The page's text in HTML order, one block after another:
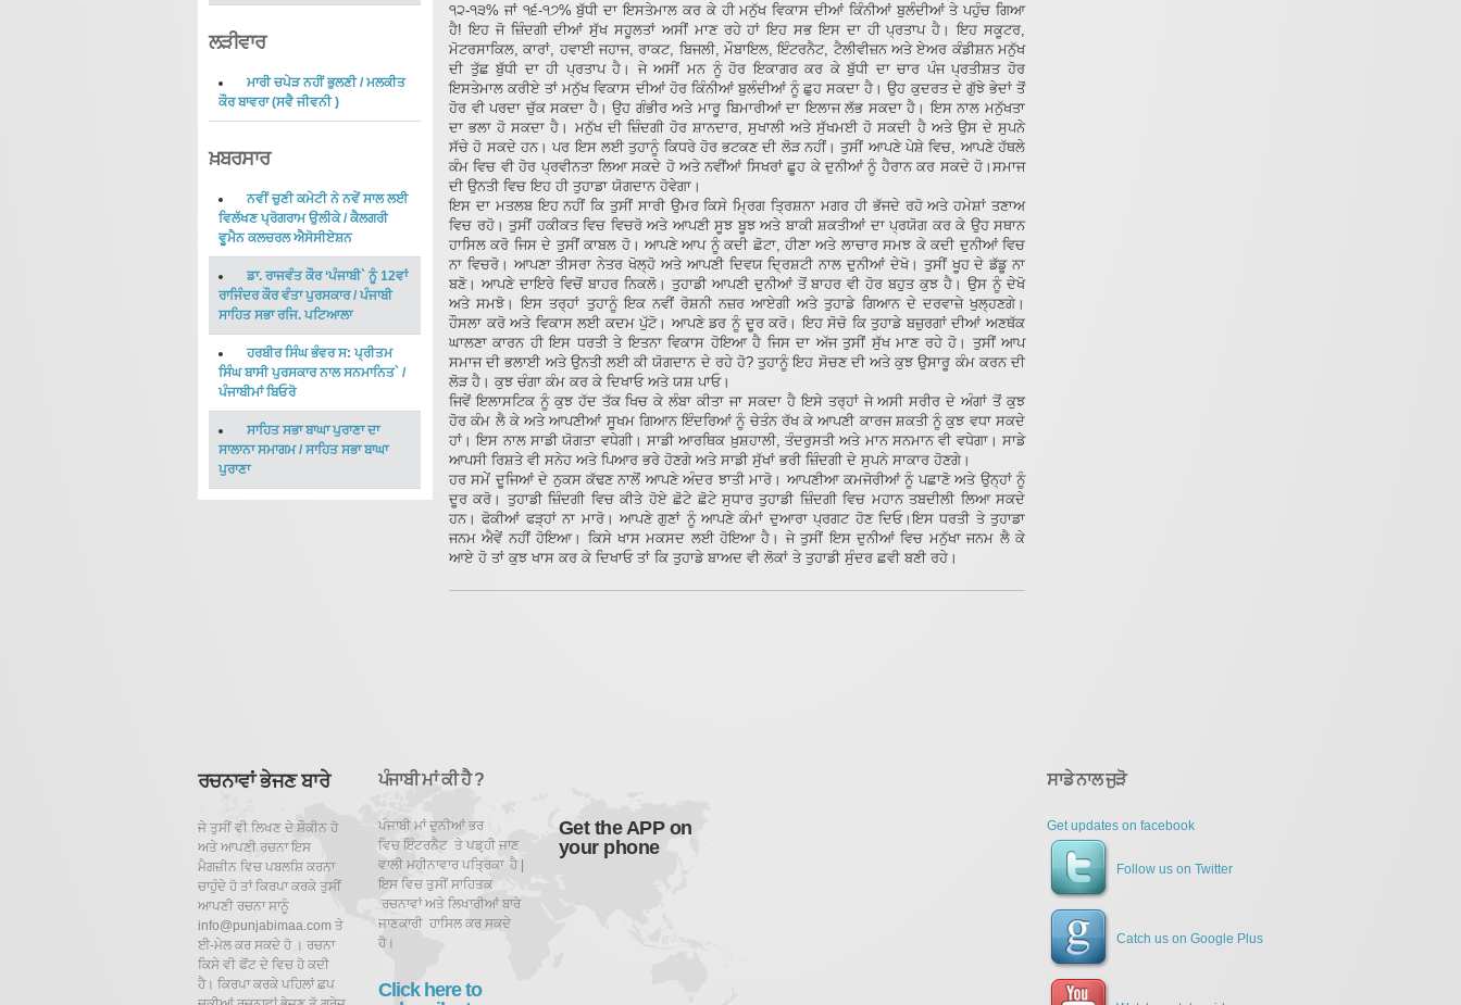
ਲੜੀਵਾਰ
ਮਾਰੀ ਚਪੇੜ ਨਹੀਂ ਭੁਲਣੀ/ਮਲਕੀਤ
ਕੌਰ ਬਾਵਰਾ(ਸਵੈ ਜੀਵਨੀ)
ਖ਼ਬਰਸਾਰ
ਨਵੀਂ ਚੁਣੀ ਕਮੇਟੀ ਨੇ ਨਵੇਂ ਸਾਲ ਲਈ
ਵਿਲੱਖਣ ਪ੍ਰੋਗਰਾਮ ਉਲੀਕੇ/ਕੈਲਗਰੀ
ਵੂਮੈਨ ਕਲਚਰਲ ਐਸੋਸੀਏਸ਼ਨ
ਡਾ. ਰਾਜਵੰਤ ਕੌਰ ‘ਪੰਜਾਬੀ` ਨੂੰ 12ਵਾਂ
ਰਾਜਿੰਦਰ ਕੌਰ ਵੰਤਾ ਪੁਰਸਕਾਰ/ ਪੰਜਾਬੀ
ਸਾਹਿਤ ਸਭਾ ਰਜਿ. ਪਟਿਆਲਾ
ਹਰਬੀਰ ਸਿੰਘ ਭੰਵਰ ਸ: ਪ੍ਰੀਤਮ
ਸਿੰਘ ਬਾਸੀ ਪੁਰਸਕਾਰ ਨਾਲ ਸਨਮਾਨਿਤ` /
ਪੰਜਾਬੀਮਾਂ ਬਿਓਰੋ
ਸਾਹਿਤ ਸਭਾ ਬਾਘਾ ਪੁਰਾਣਾ ਦਾ
ਸਾਲਾਨਾ ਸਮਾਗਮ/ ਸਾਹਿਤ ਸਭਾ ਬਾਘਾ
ਪੁਰਾਣਾ
੧੨-੧੩% ਜਾਂ ੧੬-੧੭% ਬੁੱਧੀ ਦਾ ਇਸਤੇਮਾਲ ਕਰ ਕੇ ਹੀ ਮਨੁੱਖ ਵਿਕਾਸ ਦੀਆਂ ਕਿੰਨੀਆਂ ਬੁਲੰਦੀਆਂ ਤੇ ਪਹੁੰਚ ਗਿਆ
ਹੈ! ਇਹ ਜੋ ਜ਼ਿੰਦਗੀ ਦੀਆਂ ਸੁੱਖ ਸਹੂਲਤਾਂ ਅਸੀਂ ਮਾਣ ਰਹੇ ਹਾਂ ਇਹ ਸਭ ਇਸ ਦਾ ਹੀ ਪ੍ਰਤਾਪ ਹੈ। ਇਹ ਸਕੂਟਰ,
ਮੋਟਰਸਾਕਿਲ, ਕਾਰਾਂ, ਹਵਾਈ ਜਹਾਜ, ਰਾਕਟ, ਬਿਜਲੀ, ਮੌਬਾਇਲ, ਇੰਟਰਨੈਟ, ਟੈਲੀਵੀਜ਼ਨ ਅਤੇ ਏਅਰ ਕੰਡੀਸ਼ਨ ਮਨੁੱਖ
ਦੀ ਤੁੱਛ ਬੁੱਧੀ ਦਾ ਹੀ ਪ੍ਰਤਾਪ ਹੈ। ਜੇ ਅਸੀਂ ਮਨ ਨੂੰ ਹੋਰ ਇਕਾਗਰ ਕਰ ਕੇ ਬੁੱਧੀ ਦਾ ਚਾਰ ਪੰਜ ਪ੍ਰਤੀਸ਼ਤ ਹੋਰ
ਇਸਤੇਮਾਲ ਕਰੀਏ ਤਾਂ ਮਨੁੱਖ ਵਿਕਾਸ ਦੀਆਂ ਹੋਰ ਕਿੰਨੀਆਂ ਬੁਲੰਦੀਆਂ ਨੂੰ ਛੁਹ ਸਕਦਾ ਹੈ। ਉਹ ਕੁਦਰਤ ਦੇ ਗੁੱਝੇ ਭੇਦਾਂ ਤੋਂ
ਹੋਰ ਵੀ ਪਰਦਾ ਚੁੱਕ ਸਕਦਾ ਹੈ। ਉਹ ਗੰਭੀਰ ਅਤੇ ਮਾਰੂ ਬਿਮਾਰੀਆਂ ਦਾ ਇਲਾਜ ਲੱਭ ਸਕਦਾ ਹੈ। ਇਸ ਨਾਲ ਮਨੁੱਖਤਾ
ਦਾ ਭਲਾ ਹੋ ਸਕਦਾ ਹੈ। ਮਨੁੱਖ ਦੀ ਜ਼ਿੰਦਗੀ ਹੋਰ ਸ਼ਾਨਦਾਰ, ਸੁਖਾਲੀ ਅਤੇ ਸੁੱਖਮਈ ਹੋ ਸਕਦੀ ਹੈ ਅਤੇ ਉਸ ਦੇ ਸੁਪਨੇ
ਸੱਚੇ ਹੋ ਸਕਦੇ ਹਨ। ਪਰ ਇਸ ਲਈ ਤੁਹਾਨੂੰ ਕਿਧਰੇ ਹੋਰ ਭਟਕਣ ਦੀ ਲੋੜ ਨਹੀਂ। ਤੁਸੀਂ ਆਪਣੇ ਪੇਸ਼ੇ ਵਿਚ, ਆਪਣੇ ਹੱਥਲੇ
ਕੰਮ ਵਿਚ ਵੀ ਹੋਰ ਪ੍ਰਵੀਨਤਾ ਲਿਆ ਸਕਦੇ ਹੋ ਅਤੇ ਨਵੀਂਆਂ ਸਿਖਰਾਂ ਛੂਹ ਕੇ ਦੁਨੀਆਂ ਨੂੰ ਹੈਰਾਨ ਕਰ ਸਕਦੇ ਹੋ।ਸਮਾਜ
ਦੀ ਉਨਤੀ ਵਿਚ ਇਹ ਹੀ ਤੁਹਾਡਾ ਯੋਗਦਾਨ ਹੋਵੇਗਾ।
ਇਸ ਦਾ ਮਤਲਬ ਇਹ ਨਹੀਂ ਕਿ ਤੁਸੀਂ ਸਾਰੀ ਉਮਰ ਕਿਸੇ ਮ੍ਰਿਗ ਤ੍ਰਿਸ਼ਨਾ ਮਗਰ ਹੀ ਭੱਜਦੇ ਰਹੋ ਅਤੇ ਹਮੇਸ਼ਾਂ ਤਣਾਅ
ਵਿਚ ਰਹੋ। ਤੁਸੀਂ ਹਕੀਕਤ ਵਿਚ ਵਿਚਰੋ ਅਤੇ ਆਪਣੀ ਸੂਝ ਬੂਝ ਅਤੇ ਬਾਕੀ ਸ਼ਕਤੀਆਂ ਦਾ ਪ੍ਰਯੋਗ ਕਰ ਕੇ ਉਹ ਸਥਾਨ
ਹਾਸਿਲ ਕਰੋ ਜਿਸ ਦੇ ਤੁਸੀਂ ਕਾਬਲ ਹੋ। ਆਪਣੇ ਆਪ ਨੂੰ ਕਦੀ ਛੋਟਾ, ਹੀਣਾ ਅਤੇ ਲਾਚਾਰ ਸਮਝ ਕੇ ਕਦੀ ਦੁਨੀਆਂ ਵਿਚ
ਨਾ ਵਿਚਰੋ। ਆਪਣਾ ਤੀਸਰਾ ਨੇਤਰ ਖੋਲ੍ਹੋ ਅਤੇ ਆਪਣੀ ਦਿਵਯ ਦ੍ਰਿਸ਼ਟੀ ਨਾਲ ਦੁਨੀਆਂ ਦੇਖੋ। ਤੁਸੀਂ ਖੂਹ ਦੇ ਡੱਡੂ ਨਾ
ਬਣੋ। ਆਪਣੇ ਦਾਇਰੇ ਵਿਚੋਂ ਬਾਹਰ ਨਿਕਲੋ। ਤੁਹਾਡੀ ਆਪਣੀ ਦੁਨੀਆਂ ਤੋਂ ਬਾਹਰ ਵੀ ਹੋਰ ਬਹੁਤ ਕੁਝ ਹੈ। ਉਸ ਨੂੰ ਦੇਖੋ
ਅਤੇ ਸਮਝੋ। ਇਸ ਤਰ੍ਹਾਂ ਤੁਹਾਨੂੰ ਇਕ ਨਵੀਂ ਰੋਸ਼ਨੀ ਨਜ਼ਰ ਆਏਗੀ ਅਤੇ ਤੁਹਾਡੇ ਗਿਆਨ ਦੇ ਦਰਵਾਜ਼ੇ ਖੁਲ੍ਹਣਗੇ।
ਹੌਸਲਾ ਕਰੋ ਅਤੇ ਵਿਕਾਸ ਲਈ ਕਦਮ ਪੁੱਟੋ। ਆਪਣੇ ਡਰ ਨੂੰ ਦੂਰ ਕਰੋ। ਇਹ ਸੋਚੋ ਕਿ ਤੁਹਾਡੇ ਬਜ਼ੁਰਗਾਂ ਦੀਆਂ ਅਣਥੱਕ
ਘਾਲਣਾ ਕਾਰਨ ਹੀ ਇਸ ਧਰਤੀ ਤੇ ਇਤਨਾ ਵਿਕਾਸ ਹੋਇਆ ਹੈ ਜਿਸ ਦਾ ਅੱਜ ਤੁਸੀਂ ਸੁੱਖ ਮਾਣ ਰਹੇ ਹੋ। ਤੁਸੀਂ ਆਪ
ਸਮਾਜ ਦੀ ਭਲਾਈ ਅਤੇ ਉਨਤੀ ਲਈ ਕੀ ਯੋਗਦਾਨ ਦੇ ਰਹੇ ਹੋ? ਤੁਹਾਨੂੰ ਇਹ ਸੋਚਣ ਦੀ ਅਤੇ ਕੁਝ ਉਸਾਰੂ ਕੰਮ ਕਰਨ ਦੀ
ਲੋੜ ਹੈ। ਕੁਝ ਚੰਗਾ ਕੰਮ ਕਰ ਕੇ ਦਿਖਾਓ ਅਤੇ ਯਸ਼ ਪਾਓ।
ਜਿਵੇਂ ਇਲਾਸਟਿਕ ਨੂੰ ਕੁਝ ਹੱਦ ਤੱਕ ਖਿਚ ਕੇ ਲੰਬਾ ਕੀਤਾ ਜਾ ਸਕਦਾ ਹੈ ਇਸੇ ਤਰ੍ਹਾਂ ਜੇ ਅਸੀ ਸਰੀਰ ਦੇ ਅੰਗਾਂ ਤੋਂ ਕੁਝ
ਹੋਰ ਕੰਮ ਲੈ ਕੇ ਅਤੇ ਆਪਣੀਆਂ ਸੂਖਮ ਗਿਆਨ ਇੰਦਰਿਆਂ ਨੂੰ ਚੇਤੰਨ ਰੱਖ ਕੇ ਆਪਣੀ ਕਾਰਜ ਸ਼ਕਤੀ ਨੂੰ ਕੁਝ ਵਧਾ ਸਕਦੇ
ਹਾਂ। ਇਸ ਨਾਲ ਸਾਡੀ ਯੋਗਤਾ ਵਧੇਗੀ। ਸਾਡੀ ਆਰਥਿਕ ਖ਼ੁਸ਼ਹਾਲੀ, ਤੰਦਰੁਸਤੀ ਅਤੇ ਮਾਨ ਸਨਮਾਨ ਵੀ ਵਧੇਗਾ। ਸਾਡੇ
ਆਪਸੀ ਰਿਸ਼ਤੇ ਵੀ ਸਨੇਹ ਅਤੇ ਪਿਆਰ ਭਰੇ ਹੋਣਗੇ ਅਤੇ ਸਾਡੀ ਸੁੱਖਾਂ ਭਰੀ ਜ਼ਿੰਦਗੀ ਦੇ ਸੁਪਨੇ ਸਾਕਾਰ ਹੋਣਗੇ।
ਹਰ ਸਮੇਂ ਦੂਜਿਆਂ ਦੇ ਨੁਕਸ ਕੱਢਣ ਨਾਲੋਂ ਆਪਣੇ ਅੰਦਰ ਝਾਤੀ ਮਾਰੋ। ਆਪਣੀਆ ਕਮਜੋਰੀਆਂ ਨੂੰ ਪਛਾਣੋ ਅਤੇ ਉਨ੍ਹਾਂ ਨੂੰ
ਦੂਰ ਕਰੋ। ਤੁਹਾਡੀ ਜ਼ਿੰਦਗੀ ਵਿਚ ਕੀਤੇ ਹੋਏ ਛੋਟੇ ਛੋਟੇ ਸੁਧਾਰ ਤੁਹਾਡੀ ਜ਼ਿੰਦਗੀ ਵਿਚ ਮਹਾਨ ਤਬਦੀਲੀ ਲਿਆ ਸਕਦੇ
ਹਨ। ਫੋਕੀਆਂ ਫੜ੍ਹਾਂ ਨਾ ਮਾਰੋ। ਆਪਣੇ ਗੁਣਾਂ ਨੂੰ ਆਪਣੇ ਕੰਮਾਂ ਦੁਆਰਾ ਪ੍ਰਗਟ ਹੋਣ ਦਿਓ।ਇਸ ਧਰਤੀ ਤੇ ਤੁਹਾਡਾ
ਜਨਮ ਐਵੇਂ ਨਹੀਂ ਹੋਇਆ। ਕਿਸੇ ਖਾਸ ਮਕਸਦ ਲਈ ਹੋਇਆ ਹੈ। ਜੇ ਤੁਸੀਂ ਇਸ ਦੁਨੀਆਂ ਵਿਚ ਮਨੁੱਖਾ ਜਨਮ ਲੈ ਕੇ
ਆਏ ਹੋ ਤਾਂ ਕੁਝ ਖਾਸ ਕਰ ਕੇ ਦਿਖਾਓ ਤਾਂ ਕਿ ਤੁਹਾਡੇ ਬਾਅਦ ਵੀ ਲੋਕਾਂ ਤੇ ਤੁਹਾਡੀ ਸੁੰਦਰ ਛਵੀ ਬਣੀ ਰਹੇ।
ਰਚਨਾਵਾਂ ਭੇਜਣ ਬਾਰੇ
ਜੇ ਤੁਸੀਂ ਵੀ ਲਿਖਣ ਦੇ ਸ਼ੌਕੀਨ ਹੋ
ਅਤੇ ਆਪਣੀ ਰਚਨਾ ਇਸ
ਮੈਗਜ਼ੀਨ ਵਿਚ ਪਬਲਸ਼ਿ ਕਰਨਾ
ਚਾਹੁੰਦੇ ਹੋ ਤਾਂ ਕਿਰਪਾ ਕਰਕੇ ਤੁਸੀਂ
ਆਪਣੀ ਰਚਨਾ ਸਾਨੂੰ
info@punjabimaa.com ਤੇ
ਈ-ਮੇਲ ਕਰ ਸਕਦੇ ਹੋ । ਰਚਨਾ
ਕਿਸੇ ਵੀ ਫੋਂਟ ਦੇ ਵਿਚ ਹੋ ਕਦੀ
ਹੈ। ਕਿਰਪਾ ਕਰਕੇ ਪਹਿਲਾਂ ਛਪ
ਪੰਜਾਬੀ ਮਾਂ ਕੀ ਹੈ ?
ਪੰਜਾਬੀ ਮਾਂ ਦੁਨੀਆਂ ਭਰ
ਵਿਚ ਇੰਟਰਨੈਟ ਤੇ ਪਡ਼੍ਹੀ ਜਾਣ
ਵਾਲੀ ਮਹੀਨਾਵਾਰ ਪਤ੍ਰਿਕਾ ਹੈ |
ਇਸ ਵਿਚ ਤੁਸੀਂ ਸਾਹਿਤਕ
ਰਚਨਾਵਾਂ ਅਤੇ ਲਿਖਾਰੀਆਂ ਬਾਰੇ
ਜਾਣਕਾਰੀ ਹਾਸਿਲ ਕਰ ਸਕਦੇ
ਹੋ।
Click here to
Get the APP on
your phone
ਸਾਡੇ ਨਾਲ ਜੁੜੋ
Get updates on facebook
Follow us on Twitter
Catch us on Google Plus